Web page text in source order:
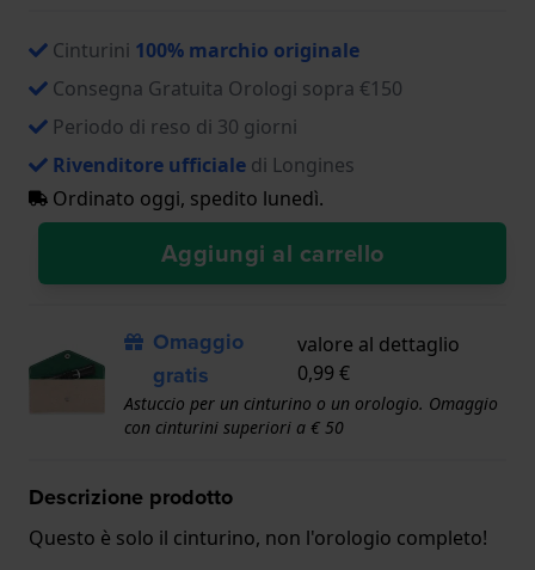
Cinturini 100% marchio originale
Consegna Gratuita Orologi sopra €150
Periodo di reso di 30 giorni
Rivenditore ufficiale di Longines
Ordinato oggi, spedito lunedì.
Aggiungi al carrello
Omaggio
gratis
valore al dettaglio
0,99 €
Astuccio per un cinturino o un orologio. Omaggio
con cinturini superiori a € 50
Descrizione prodotto
Questo è solo il cinturino, non l'orologio completo!